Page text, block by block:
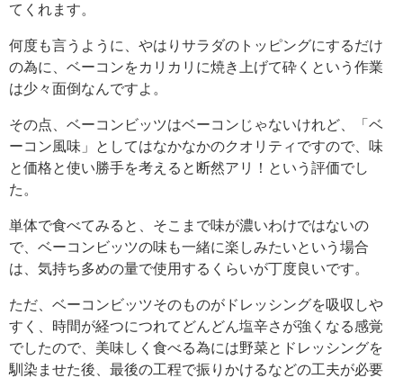
てくれます。
何度も言うように、やはりサラダのトッピングにするだけ
の為に、ベーコンをカリカリに焼き上げて砕くという作業
は少々面倒なんですよ。
その点、ベーコンビッツはベーコンじゃないけれど、「ベ
ーコン風味」としてはなかなかのクオリティですので、味
と価格と使い勝手を考えると断然アリ！という評価でし
た。
単体で食べてみると、そこまで味が濃いわけではないの
で、ベーコンビッツの味も一緒に楽しみたいという場合
は、気持ち多めの量で使用するくらいが丁度良いです。
ただ、ベーコンビッツそのものがドレッシングを吸収しや
すく、時間が経つにつれてどんどん塩辛さが強くなる感覚
でしたので、美味しく食べる為には野菜とドレッシングを
馴染ませた後、最後の工程で振りかけるなどの工夫が必要